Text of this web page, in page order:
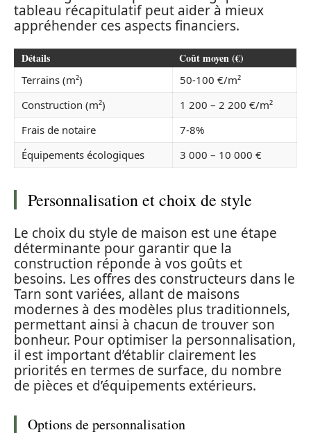
tableau récapitulatif peut aider à mieux
appréhender ces aspects financiers.
Détails Coût moyen (€)
Terrains (m²)
50-100 €/m²
Construction (m²)
1 200 – 2 200 €/m²
Frais de notaire
7-8%
Équipements écologiques
3 000 – 10 000 €
Personnalisation et choix de style
Le choix du style de maison est une étape
déterminante pour garantir que la
construction réponde à vos goûts et
besoins. Les offres des constructeurs dans le
Tarn sont variées, allant de maisons
modernes à des modèles plus traditionnels,
permettant ainsi à chacun de trouver son
bonheur. Pour optimiser la personnalisation,
il est important d’établir clairement les
priorités en termes de surface, du nombre
de pièces et d’équipements extérieurs.
Options de personnalisation